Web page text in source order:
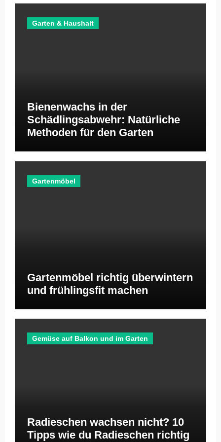
Garten & Haushalt
Bienenwachs in der
Schädlingsabwehr: Natürliche
Methoden für den Garten
Gartenmöbel
Gartenmöbel richtig überwintern
und frühlingsfit machen
Gemüse auf Balkon und im Garten
Radieschen wachsen nicht? 10
Tipps wie du Radieschen richtig